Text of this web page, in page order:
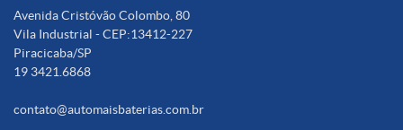
Avenida Cristóvão Colombo, 80
Vila Industrial - CEP:13412-227
Piracicaba/SP
19 3421.6868
contato@automaisbaterias.com.br